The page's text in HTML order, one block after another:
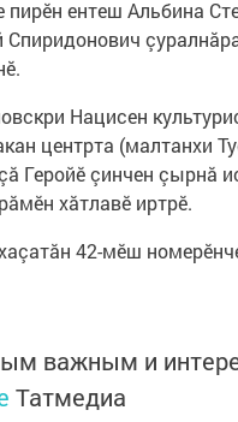
пирӗн ентеш Альбина
Нацисен
центрта (малтанхи
Геройӗ çинчен çырнă
хăтлавӗ иртрӗ.
42-мӗш
важным и
Татмедиа